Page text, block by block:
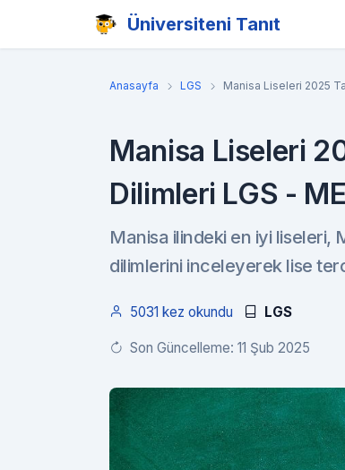
Üniversiteni Tanıt
Anasayfa LGS Manisa Liseleri 2025
Manisa Liseleri
Dilimleri LGS -
Manisa ilindeki en iyi liseleri,
dilimlerini inceleyerek lise
5031 kez okundu LGS
Son Güncelleme: 11 Şub 2025